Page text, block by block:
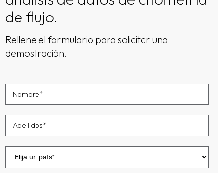
de flujo.
Rellene el formulario para solicitar una
demostración.